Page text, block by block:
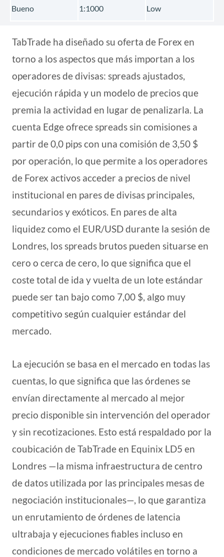
Bueno 1:1000 Low
TabTrade ha diseñado su oferta de Forex en
torno a los aspectos que más importan a los
operadores de divisas: spreads ajustados,
ejecución rápida y un modelo de precios que
premia la actividad en lugar de penalizarla. La
cuenta Edge ofrece spreads sin comisiones a
partir de 0,0 pips con una comisión de 3,50 $
por operación, lo que permite a los operadores
de Forex activos acceder a precios de nivel
institucional en pares de divisas principales,
secundarios y exóticos. En pares de alta
liquidez como el EUR/USD durante la sesión de
Londres, los spreads brutos pueden situarse en
cero o cerca de cero, lo que significa que el
coste total de ida y vuelta de un lote estándar
puede ser tan bajo como 7,00 $, algo muy
competitivo según cualquier estándar del
mercado.
La ejecución se basa en el mercado en todas las
cuentas, lo que significa que las órdenes se
envían directamente al mercado al mejor
precio disponible sin intervención del operador
y sin recotizaciones. Esto está respaldado por la
coubicación de TabTrade en Equinix LD5 en
Londres —la misma infraestructura de centro
de datos utilizada por las principales mesas de
negociación institucionales—, lo que garantiza
un enrutamiento de órdenes de latencia
ultrabaja y ejecuciones fiables incluso en
condiciones de mercado volátiles en torno a